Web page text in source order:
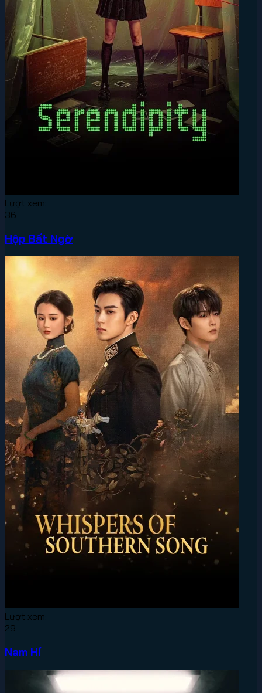
Lượt xem:
36
Hộp Bất Ngờ
Lượt xem:
29
Nam Hí